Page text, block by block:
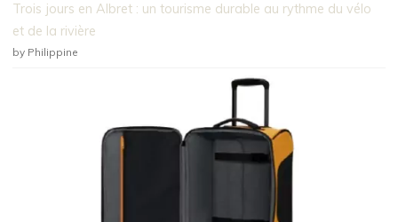
Trois jours en Albret : un tourisme durable au rythme du vélo
et de la rivière
by Philippine